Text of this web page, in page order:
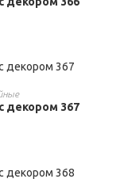
декором 367